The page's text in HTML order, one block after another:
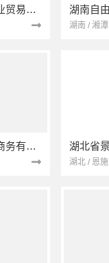
湖北省腾冠畅实业贸易有限公司
湖南 / 湘潭
湖北省惠物电子商务有限公司
湖北 / 恩施